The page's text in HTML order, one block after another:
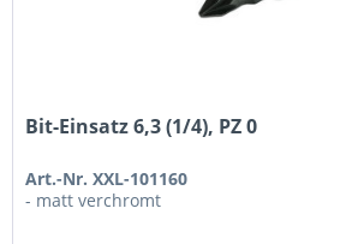
Bit-Einsatz 6,3 (1/4), PZ 0
Art.-Nr. XXL-101160
- matt verchromt